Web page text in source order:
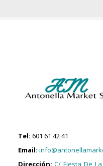
Tel: 601 61 42 41
Email:
Dirección:C/ Fiesta De